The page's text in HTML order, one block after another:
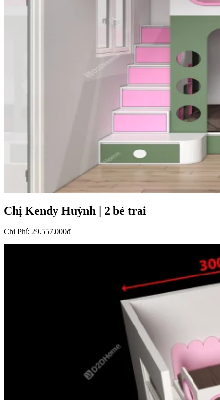
Chị Kendy Huỳnh | 2 bé trai
Chi Phí: 29.557.000đ